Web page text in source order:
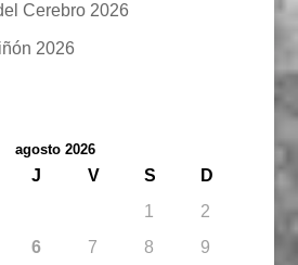
Cerebro 2026
2026
agosto 2026
J V S
D
1
2
6 7 8
9